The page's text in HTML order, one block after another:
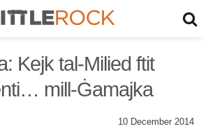
Kejk tal-Milied ftit
mill-Ġamajka
10 December 2014